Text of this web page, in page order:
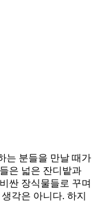
는 분들을 만날 때가
은 넓은 잔디밭과
싼 장식물들로 꾸며
각은 아니다. 하지